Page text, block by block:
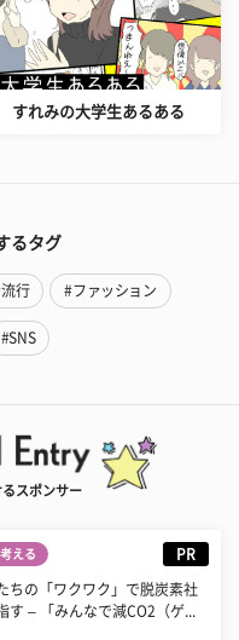
すれみの大学生あるある
るタグ
行 #ファッション
#SNS
スポンサー
える PR
ちの「ワクワク」で脱炭素社
す – 「みんなで減CO2（ゲ...